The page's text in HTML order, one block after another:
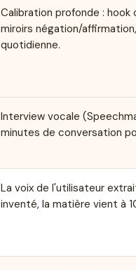
Calibration profonde :
miroirs négation/
quotidienne.
Interview vocale
minutes de conversation
La voix de l'utilisateur
inventé, la matière vient à